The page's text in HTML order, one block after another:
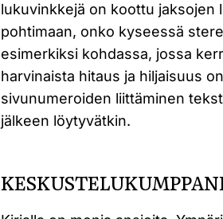
lukuvinkkejä on koottu jaksojen
pohtimaan, onko kyseessä
esimerkiksi kohdassa, jossa
harvinaista hitaus ja hiljaisuus
sivunumeroiden liittäminen
jälkeen löytyvätkin.